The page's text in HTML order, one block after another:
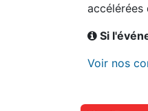
accélérées
Si
Voir nos